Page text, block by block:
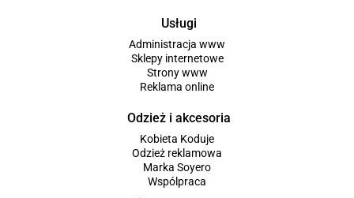
Usługi
Administracja www
Sklepy internetowe
Strony www
Reklama online
Odzież i akcesoria
Kobieta Koduje
Odzież reklamowa
Marka Soyero
Wspólpraca